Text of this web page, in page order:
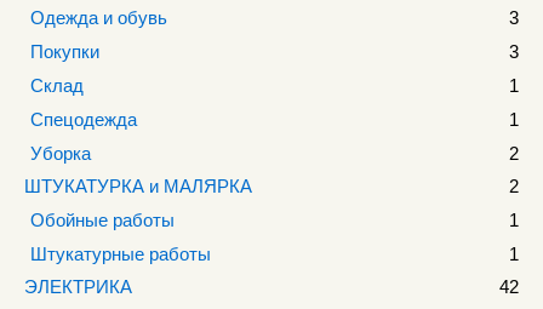
Одежда и обувь
3
Покупки
3
Склад
1
Спецодежда
1
Уборка
2
ШТУКАТУРКА и МАЛЯРКА
2
Обойные работы
1
Штукатурные работы
1
ЭЛЕКТРИКА
42